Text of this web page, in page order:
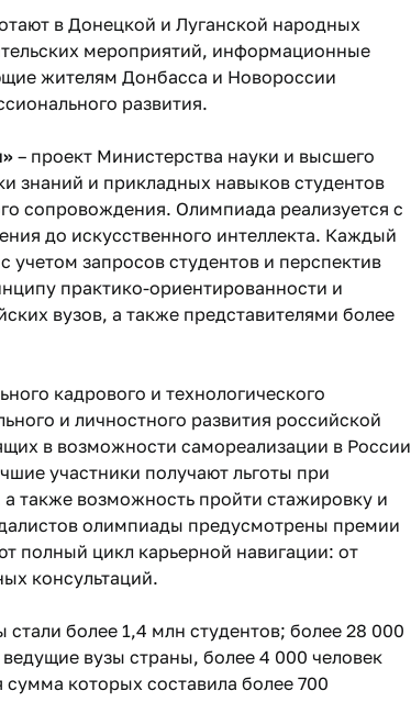
в Донецкой и Луганской народных
мероприятий, информационные
жителям Донбасса и Новороссии
развития.
– проект Министерства науки и высшего
знаний и прикладных навыков студентов
сопровождения. Олимпиада реализуется с
до искусственного интеллекта. Каждый
запросов студентов и перспектив
практико-ориентированности и
вузов, а также представителями более
кадрового и технологического
и личностного развития российской
в возможности самореализации в России
участники получают льготы при
также возможность пройти стажировку и
олимпиады предусмотрены премии
полный цикл карьерной навигации: от
консультаций.
более 1,4 млн студентов; более 28 000
вузы страны, более 4 000 человек
которых составила более 700